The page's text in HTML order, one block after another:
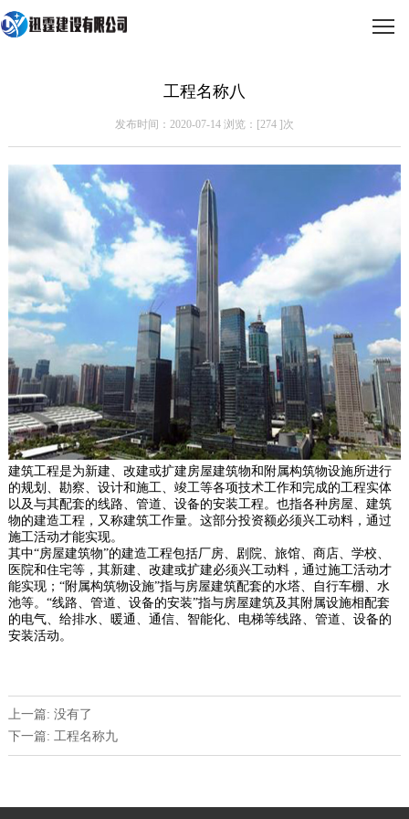
工程名称八
发布时间：2020-07-14 浏览：[274 ]次
建筑工程是为新建、改建或扩建房屋建筑物和附属构筑物设施所进行
的规划、勘察、设计和施工、竣工等各项技术工作和完成的工程实体
以及与其配套的线路、管道、设备的安装工程。也指各种房屋、建筑
物的建造工程，又称建筑工作量。这部分投资额必须兴工动料，通过
施工活动才能实现。
其中“房屋建筑物”的建造工程包括厂房、剧院、旅馆、商店、学校、
医院和住宅等，其新建、改建或扩建必须兴工动料，通过施工活动才
能实现；“附属构筑物设施”指与房屋建筑配套的水塔、自行车棚、水
池等。“线路、管道、设备的安装”指与房屋建筑及其附属设施相配套
的电气、给排水、暖通、通信、智能化、电梯等线路、管道、设备的
安装活动。
上一篇: 没有了
下一篇: 工程名称九